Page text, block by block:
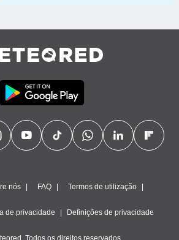
nós FAQ Termos de utilização
de privacidade Definições de privacidade
Todos os direitos reservados